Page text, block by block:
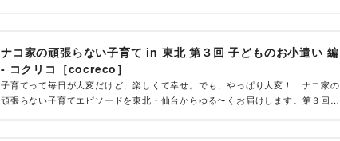
ナコ家の頑張らない子育て in 東北 第３回 子どものお小遣い 編
- コクリコ［cocreco］
子育てって毎日が大変だけど、楽しくて幸せ。でも、やっぱり大変！ ナコ家の
頑張らない子育てエピソードを東北・仙台からゆる〜くお届けします。第３回は